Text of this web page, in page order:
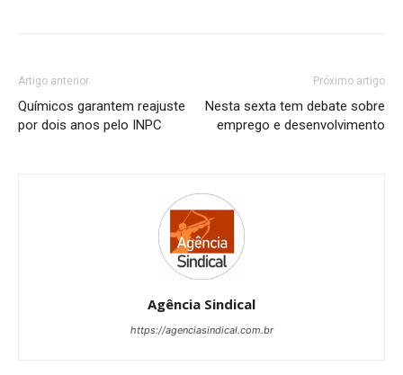
Artigo anterior
Químicos garantem reajuste
por dois anos pelo INPC
Próximo artigo
Nesta sexta tem debate sobre
emprego e desenvolvimento
Agência Sindical
https://agenciasindical.com.br